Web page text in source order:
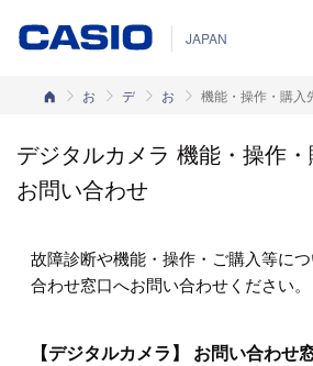
JAPAN
カシオホーム
お客様サポート デジタルカメラ お問い合わせ電話番号 機能・操作・購入
デジタルカメラ 機能・操作
お問い合わせ
故障診断や機能・操作・ご購入等に
合わせ窓口へお問い合わせください。
【デジタルカメラ】 お問い合わせ